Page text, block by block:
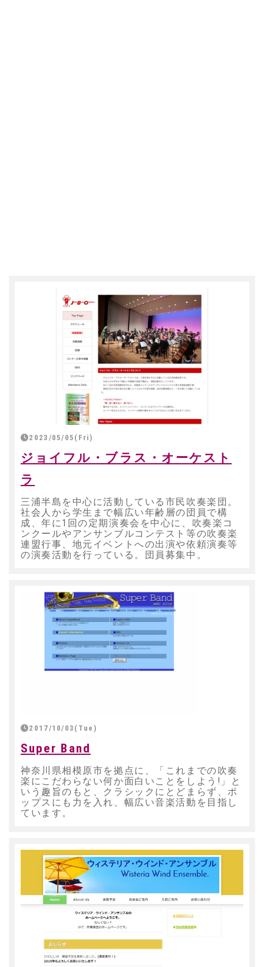
2023/05/05(Fri)
ジョイフル・ブラス・オーケスト
ラ
三浦半島を中心に活動している市民吹奏楽団。
社会人から学生まで幅広い年齢層の団員で構
成、年に1回の定期演奏会を中心に、吹奏楽コ
ンクールやアンサンブルコンテスト等の吹奏楽
連盟行事、地元イベントへの出演や依頼演奏等
の演奏活動を行っている。団員募集中。
2017/10/03(Tue)
Super Band
神奈川県相模原市を拠点に、「これまでの吹奏
楽にこだわらない何か面白いことをしよう!」と
いう趣旨のもと、クラシックにとどまらず、ポ
ップスにも力を入れ、幅広い音楽活動を目指し
ています。